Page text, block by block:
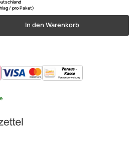
Adapter
adaptiert
MwSt.
in Deutschland